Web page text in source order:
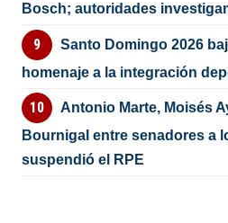
Bosch; autoridades
Santo Domingo 2026
homenaje a la integración
Antonio Marte, Moisés
Bournigal entre senadores a
suspendió el RPE